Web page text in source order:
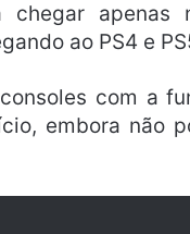
chegar
ao PS4 e
com a
embora não